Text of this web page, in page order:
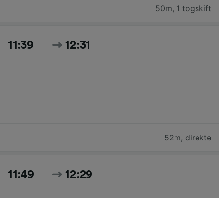
50m, 1 togskift
11:39 12:31
52m, direkte
11:49 12:29